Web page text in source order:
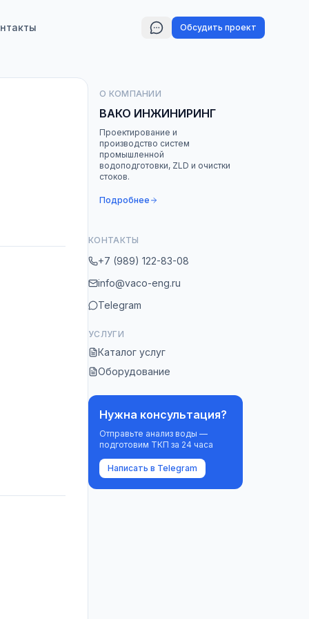
Обсудить проект
О КОМПАНИИ
ВАКО ИНЖИНИРИНГ
Проектирование и
производство систем
промышленной
водоподготовки, ZLD и очистки
стоков.
Подробнее
КОНТАКТЫ
+7 (989) 122-83-08
info@vaco-eng.ru
Telegram
УСЛУГИ
Каталог услуг
Оборудование
Нужна консультация?
Отправьте анализ воды —
подготовим ТКП за 24 часа
Написать в Telegram